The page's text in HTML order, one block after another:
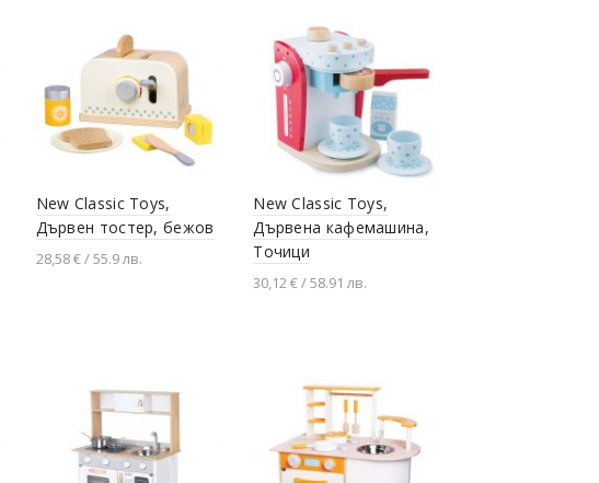
New Classic Toys,
Дървен тостер, бежов
28,58 € / 55.9 лв.
New Classic Toys,
Дървена кафемашина,
Точици
30,12 € / 58.91 лв.